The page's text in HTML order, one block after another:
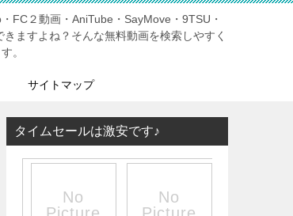
FC２動画・AniTube・SayMove・9TSU・
ますよね？そんな無料動画を検索しやすく
。
サイトマップ
タイムセールは激安です♪